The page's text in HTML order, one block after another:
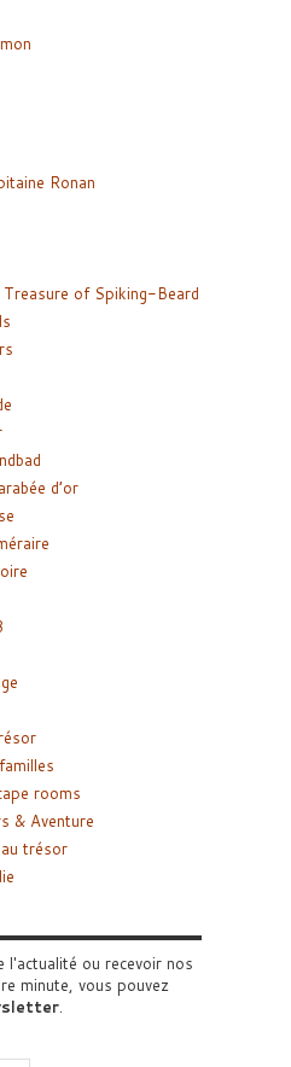
Ronan
Treasure of Spiking-Beard
d’or
rooms
& Aventure
trésor
l'actualité ou recevoir nos
minute, vous pouvez
.